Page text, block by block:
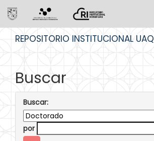
REPOSITORIO INSTITUCIONAL UAQ
Buscar
Buscar:
por